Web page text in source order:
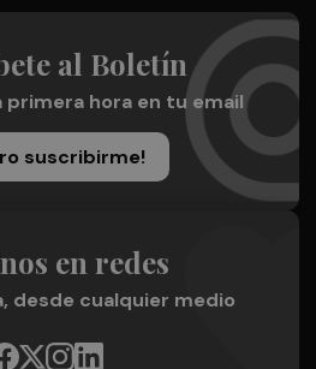
al Boletín
primera hora en tu email
suscribirme!
en redes
desde cualquier medio